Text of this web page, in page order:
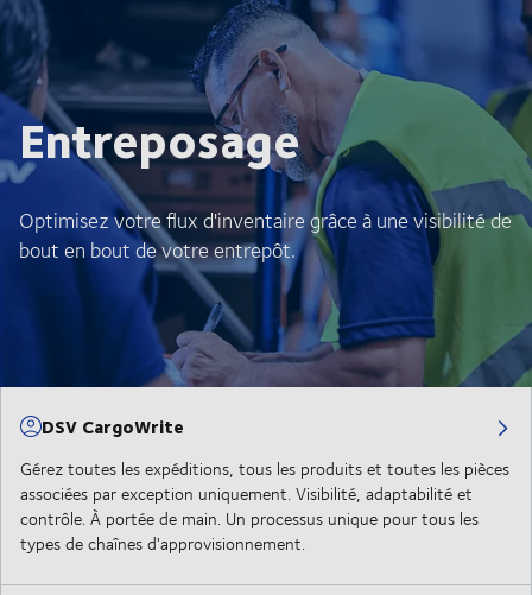
Entreposage
Optimisez votre flux d'inventaire grâce à une visibilité de
bout en bout de votre entrepôt.
DSV CargoWrite
Gérez toutes les expéditions, tous les produits et toutes les pièces
associées par exception uniquement. Visibilité, adaptabilité et
contrôle. À portée de main. Un processus unique pour tous les
types de chaînes d'approvisionnement.